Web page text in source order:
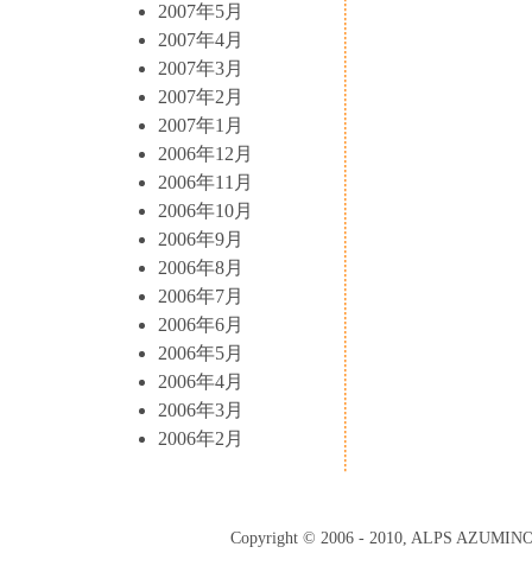
2007年5月
2007年4月
2007年3月
2007年2月
2007年1月
2006年12月
2006年11月
2006年10月
2006年9月
2006年8月
2006年7月
2006年6月
2006年5月
2006年4月
2006年3月
2006年2月
Copyright © 2006 - 2010, ALPS